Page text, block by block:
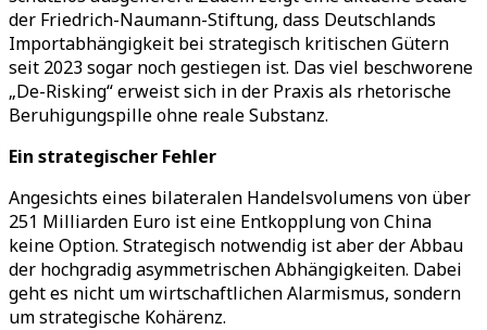
der Friedrich-Naumann-Stiftung, dass Deutschlands
Importabhängigkeit bei strategisch kritischen Gütern
seit 2023 sogar noch gestiegen ist. Das viel beschworene
„De-Risking“ erweist sich in der Praxis als rhetorische
Beruhigungspille ohne reale Substanz.
Ein strategischer Fehler
Angesichts eines bilateralen Handelsvolumens von über
251 Milliarden Euro ist eine Entkopplung von China
keine Option. Strategisch notwendig ist aber der Abbau
der hochgradig asymmetrischen Abhängigkeiten. Dabei
geht es nicht um wirtschaftlichen Alarmismus, sondern
um strategische Kohärenz.